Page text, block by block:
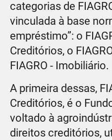
categorias de
vinculada à base
empréstimo”: o
Creditórios, o
FIAGRO - Imobiliário.
A primeira dessas,
Creditórios, é o
voltado à
direitos creditórios,